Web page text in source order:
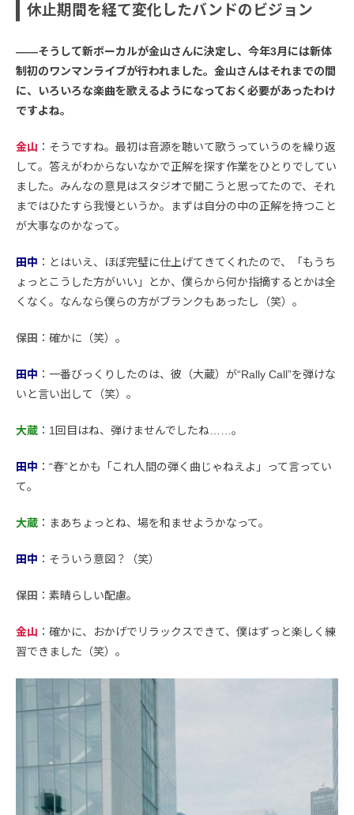
休止期間を経て変化したバンドのビジョン
――そうして新ボーカルが金山さんに決定し、今年3月には新体
制初のワンマンライブが行われました。金山さんはそれまでの間
に、いろいろな楽曲を歌えるようになっておく必要があったわけ
ですよね。
金山 ：そうですね。最初は音源を聴いて歌うっていうのを繰り返
して。答えがわからないなかで正解を探す作業をひとりでしてい
ました。みんなの意見はスタジオで聞こうと思ってたので、それ
まではひたすら我慢というか。まずは自分の中の正解を持つこと
が大事なのかなって。
田中 ：とはいえ、ほぼ完璧に仕上げてきてくれたので、「もうち
ょっとこうした方がいい」とか、僕らから何か指摘するとかは全
くなく。なんなら僕らの方がブランクもあったし（笑）。
保田 ：確かに（笑）。
田中 ：一番びっくりしたのは、彼（大蔵）が“Rally Call”を弾けな
いと言い出して（笑）。
大蔵 ：1回目はね、弾けませんでしたね……。
田中 ：“春”とかも「これ人間の弾く曲じゃねえよ」って言ってい
て。
大蔵 ：まあちょっとね、場を和ませようかなって。
田中 ：そういう意図？（笑）
保田 ：素晴らしい配慮。
金山 ：確かに、おかげでリラックスできて、僕はずっと楽しく練
習できました（笑）。